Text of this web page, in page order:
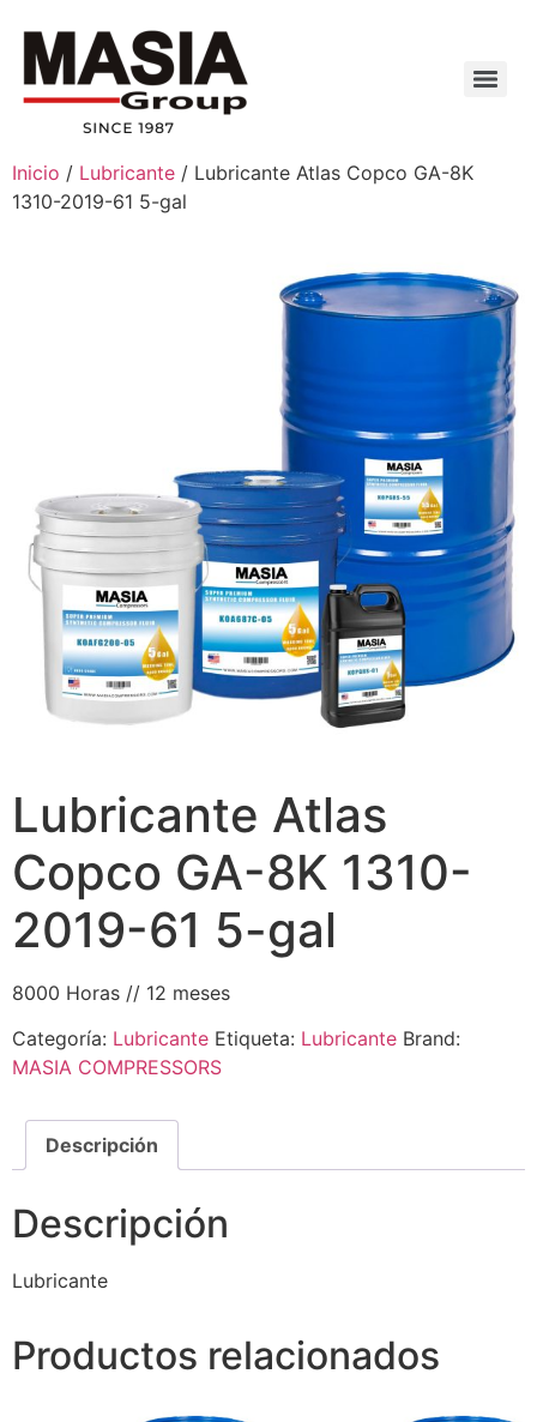
Inicio / Lubricante / Lubricante Atlas Copco GA-8K
1310-2019-61 5-gal
Lubricante Atlas
Copco GA-8K 1310-
2019-61 5-gal
8000 Horas // 12 meses
Categoría: Lubricante Etiqueta: Lubricante Brand:
MASIA COMPRESSORS
Descripción
Descripción
Lubricante
Productos relacionados